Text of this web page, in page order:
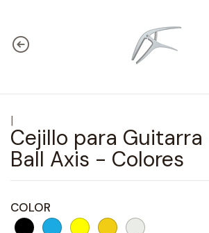
|
Cejillo para
Ball Axis - Colores
COLOR